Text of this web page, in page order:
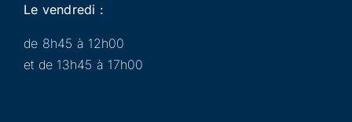
Le vendredi :
de 8h45 à 12h00
et de 13h45 à 17h00